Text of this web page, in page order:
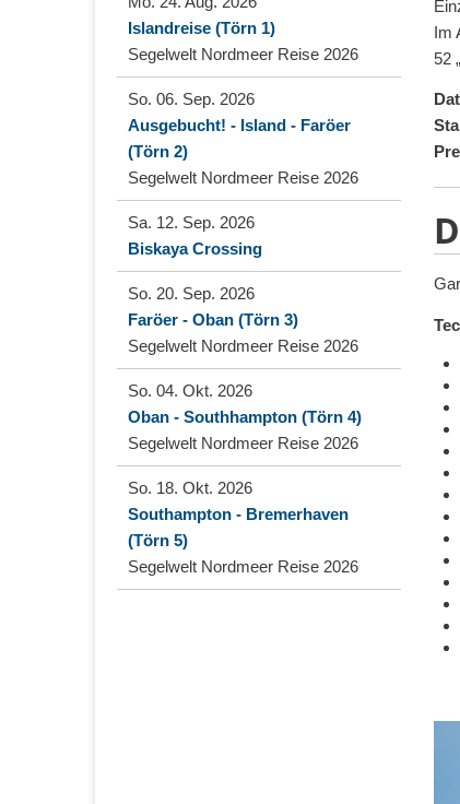
Islandreise (Törn 1)
Segelwelt Nordmeer Reise 2026
So. 06. Sep. 2026
Ausgebucht! - Island - Faröer
(Törn 2)
Segelwelt Nordmeer Reise 2026
Sa. 12. Sep. 2026
Biskaya Crossing
So. 20. Sep. 2026
Faröer - Oban (Törn 3)
Segelwelt Nordmeer Reise 2026
So. 04. Okt. 2026
Oban - Southhampton (Törn 4)
Segelwelt Nordmeer Reise 2026
So. 18. Okt. 2026
Southampton - Bremerhaven
(Törn 5)
Segelwelt Nordmeer Reise 2026
Im
52